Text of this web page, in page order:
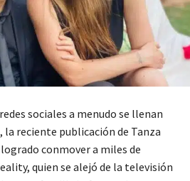
sociales a menudo se llenan
reciente publicación de Tanza
conmover a miles de
quien se alejó de la televisión